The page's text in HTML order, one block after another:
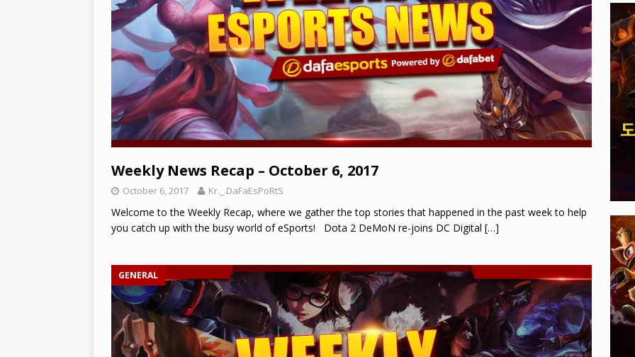
Weekly News Recap – October 6, 2017
October 6, 2017 Kr._.DaFaEsPoRtS
Welcome to the Weekly Recap, where we gather the top stories that happened in the past week to help
you catch up with the busy world of eSports! Dota 2 DeMoN re-joins DC Digital […]
GENERAL